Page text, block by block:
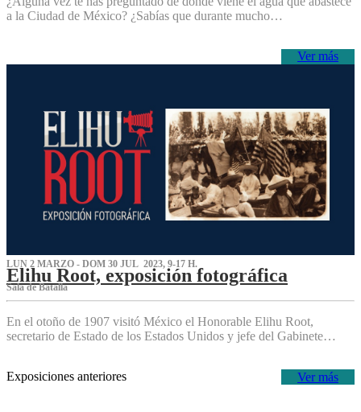
a la Ciudad de México? ¿Sabías que durante mucho…
Ver más
LUN 2 MARZO - DOM 30 JUL 2023, 9-17 H.
Elihu Root, exposición fotográfica
Sala de Batalla
En el otoño de 1907 visitó México el Honorable Elihu Root,
secretario de Estado de los Estados Unidos y jefe del Gabinete…
Ver más
Exposiciones anteriores